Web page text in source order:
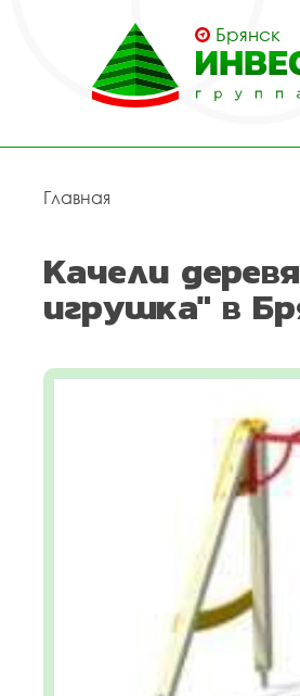
Брянск
Главная
Качели
игрушка" в